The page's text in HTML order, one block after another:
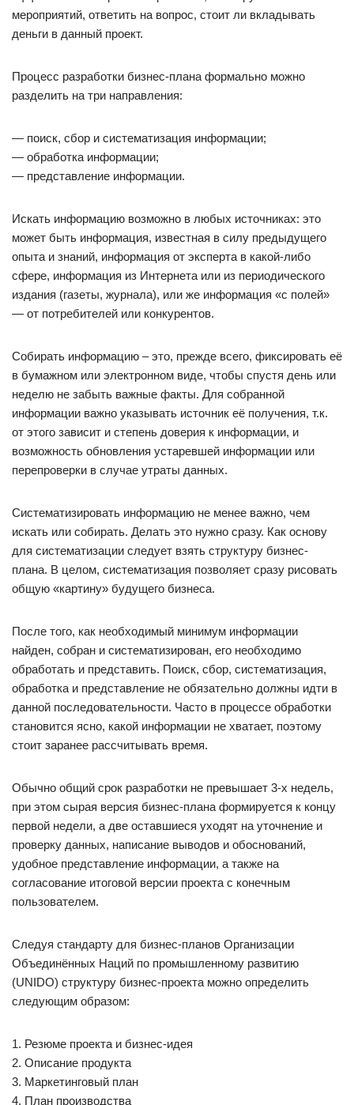
мероприятий, ответить на вопрос, стоит ли вкладывать
деньги в данный проект.
Процесс разработки бизнес-плана формально можно
разделить на три направления:
— поиск, сбор и систематизация информации;
— обработка информации;
— представление информации.
Искать информацию возможно в любых источниках: это
может быть информация, известная в силу предыдущего
опыта и знаний, информация от эксперта в какой-либо
сфере, информация из Интернета или из периодического
издания (газеты, журнала), или же информация «с полей»
— от потребителей или конкурентов.
Собирать информацию – это, прежде всего, фиксировать её
в бумажном или электронном виде, чтобы спустя день или
неделю не забыть важные факты. Для собранной
информации важно указывать источник её получения, т.к.
от этого зависит и степень доверия к информации, и
возможность обновления устаревшей информации или
перепроверки в случае утраты данных.
Систематизировать информацию не менее важно, чем
искать или собирать. Делать это нужно сразу. Как основу
для систематизации следует взять структуру бизнес-
плана. В целом, систематизация позволяет сразу рисовать
общую «картину» будущего бизнеса.
После того, как необходимый минимум информации
найден, собран и систематизирован, его необходимо
обработать и представить. Поиск, сбор, систематизация,
обработка и представление не обязательно должны идти в
данной последовательности. Часто в процессе обработки
становится ясно, какой информации не хватает, поэтому
стоит заранее рассчитывать время.
Обычно общий срок разработки не превышает 3-х недель,
при этом сырая версия бизнес-плана формируется к концу
первой недели, а две оставшиеся уходят на уточнение и
проверку данных, написание выводов и обоснований,
удобное представление информации, а также на
согласование итоговой версии проекта с конечным
пользователем.
Следуя стандарту для бизнес-планов Организации
Объединённых Наций по промышленному развитию
(UNIDO) структуру бизнес-проекта можно определить
следующим образом:
1. Резюме проекта и бизнес-идея
2. Описание продукта
3. Маркетинговый план
4. План производства